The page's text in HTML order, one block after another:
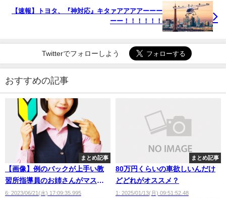
【速報】トヨタ、『神対応』キタァアアアアーーー
ーー！！！！！！
Twitterでフォローしよう
おすすめの記事
まとめ記事
【画像】例のバックが上手い教
習所指導員のお姉さんがマスク
外した結果wwwwww
6: 2023/06/21(水) 17:09:35.995
まとめ記事
80万円くらいの車欲しいんだけ
どどれがオススメ？
1: 2025/01/13(月) 09:51:52.48